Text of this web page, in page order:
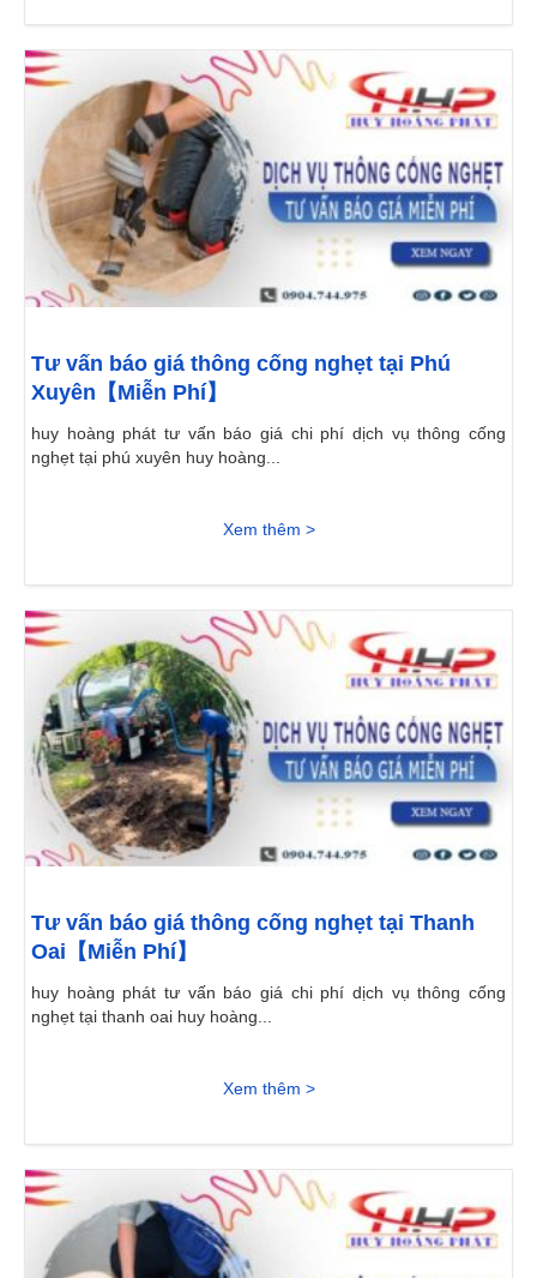
Tư vấn báo giá thông cống nghẹt tại Phú
Xuyên【Miễn Phí】
huy hoàng phát tư vấn báo giá chi phí dịch vụ thông cống
nghẹt tại phú xuyên huy hoàng...
Xem thêm >
Tư vấn báo giá thông cống nghẹt tại Thanh
Oai【Miễn Phí】
huy hoàng phát tư vấn báo giá chi phí dịch vụ thông cống
nghẹt tại thanh oai huy hoàng...
Xem thêm >